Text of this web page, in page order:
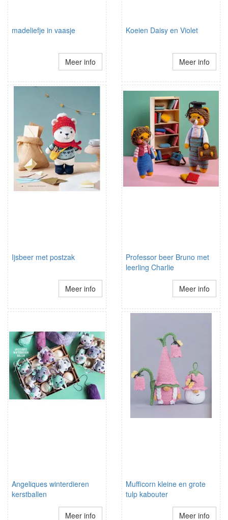
madeliefje in vaasje
Meer info
Koeien Daisy en Violet
Meer info
Ijsbeer met postzak
Meer info
Professor beer Bruno met
leerling Charlie
Meer info
Angeliques winterdieren
kerstballen
Meer info
Mufficorn kleine en grote
tulp kabouter
Meer info